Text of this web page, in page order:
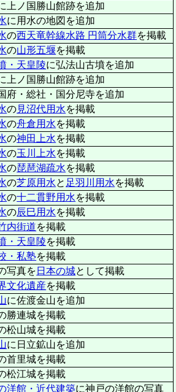
上ノ国勝山館跡を追加
に用水の地図を追加
の西天竜幹線水路 円筒分水群を掲載
の山形五堰を掲載
・天皇陵に弘法山古墳を追加
上ノ国勝山館跡を追加
府・総社・国分尼寺を追加
の見沼代用水を掲載
の舟倉用水を掲載
の神田上水を掲載
の玉川上水を掲載
の琵琶湖疏水を掲載
の芝原用水と 足羽川用水を掲載
の十二貫野用水を掲載
の辰巳用水を掲載
内街道を掲載
・天皇陵を掲載
・私塾を掲載
写真を 日本の城として掲載
文化遺産を掲載
に佐渡金山を追加
勝連城を掲載
松山城を掲載
に日立鉱山を追加
首里城を掲載
松江城を掲載
洋館・近代建築に神戸の洋館の写真